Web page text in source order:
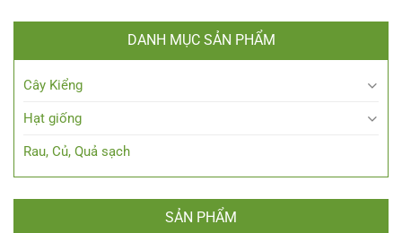
DANH MỤC SẢN PHẨM
Cây Kiểng
Hạt giống
Rau, Củ, Quả sạch
SẢN PHẨM